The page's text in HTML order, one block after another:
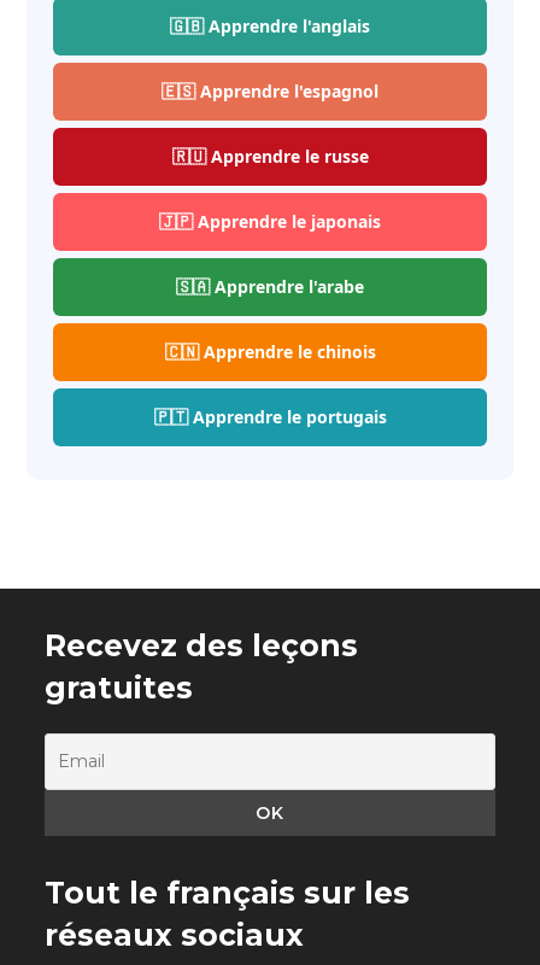
🇬🇧 Apprendre l'anglais
🇪🇸 Apprendre l'espagnol
🇷🇺 Apprendre le russe
🇯🇵 Apprendre le japonais
🇸🇦 Apprendre l'arabe
🇨🇳 Apprendre le chinois
🇵🇹 Apprendre le portugais
Recevez des leçons
gratuites
Tout le français sur les
réseaux sociaux